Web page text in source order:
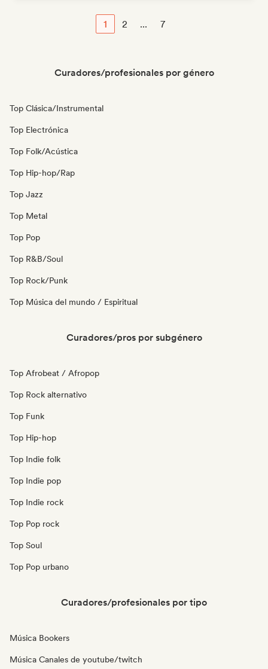
1 2 ... 7
Curadores/profesionales por género
Top Clásica/Instrumental
Top Electrónica
Top Folk/Acústica
Top Hip-hop/Rap
Top Jazz
Top Metal
Top Pop
Top R&B/Soul
Top Rock/Punk
Top Música del mundo / Espiritual
Curadores/pros por subgénero
Top Afrobeat / Afropop
Top Rock alternativo
Top Funk
Top Hip-hop
Top Indie folk
Top Indie pop
Top Indie rock
Top Pop rock
Top Soul
Top Pop urbano
Curadores/profesionales por tipo
Música Bookers
Música Canales de youtube/twitch